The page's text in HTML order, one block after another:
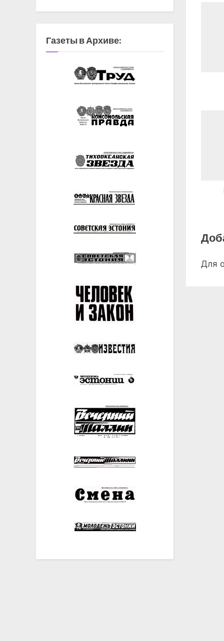
Для
Газеты в Архиве: